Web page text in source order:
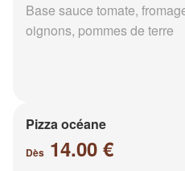
Base sauce tomate,
oignons, pommes de terre
Pizza océane
Dès 14.00 €